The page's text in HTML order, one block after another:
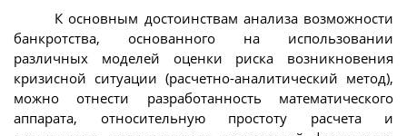
К основным достоинствам анализа возможности
банкротства, основанного на использовании
различных моделей оценки риска возникновения
кризисной ситуации (расчетно-аналитический метод),
можно отнести разработанность математического
аппарата, относительную простоту расчета и